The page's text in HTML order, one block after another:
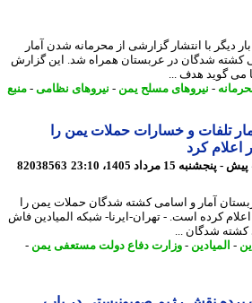
با انتشار گزارشی از محرمانه شدن آمار
شدگان در عربستان همراه شد. این گزارش
گوید هدف ...
-نیروهای مسلح یمن -نیروهای نظامی-منبع
تلفات و خسارات حملات یمن را
کرد
82038563
آمار و اسامی کشته شدگان حملات یمن را
کرده است. - تهران-ایرنا- شبکه المیادین فاش
شدگان ...
المیادین-وزارت دفاع دولت مستعفی یمن -